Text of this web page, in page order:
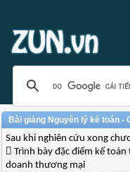
Bài giảng Nguyên lý kế toán
Sau khi nghiên cứu xong
 Trình bày đặc điểm kế
doanh thương mại